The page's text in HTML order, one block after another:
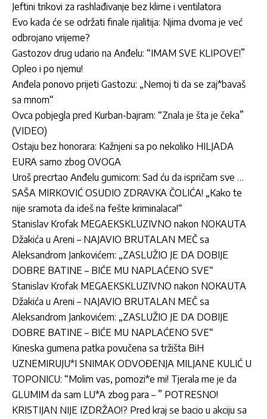
Jeftini trikovi za rashlađivanje bez klime i ventilatora
Evo kada će se održati finale rijalitija: Njima dvoma je već
odbrojano vrijeme?
Gastozov drug udario na Anđelu: “IMAM SVE KLIPOVE!”
Opleo i po njemu!
Anđela ponovo prijeti Gastozu: „Nemoj ti da se zaj*bavaš
sa mnom“
Ovca pobjegla pred Kurban-bajram: “Znala je šta je čeka”
(VIDEO)
Ostaju bez honorara: Kažnjeni sa po nekoliko HILJADA
EURA samo zbog OVOGA
Uroš precrtao Anđelu gumicom: Sad ću da ispričam sve …
SAŠA MIRKOVIĆ OSUDIO ZDRAVKA ČOLIĆA! „Kako te
nije sramota da ideš na fešte kriminalaca!“
Stanislav Krofak MEGAEKSKLUZIVNO nakon NOKAUTA
Džakića u Areni – NAJAVIO BRUTALAN MEČ sa
Aleksandrom Jankovićem: „ZASLUŽIO JE DA DOBIJE
DOBRE BATINE – BIĆE MU NAPLAĆENO SVE“
Stanislav Krofak MEGAEKSKLUZIVNO nakon NOKAUTA
Džakića u Areni – NAJAVIO BRUTALAN MEČ sa
Aleksandrom Jankovićem: „ZASLUŽIO JE DA DOBIJE
DOBRE BATINE – BIĆE MU NAPLAĆENO SVE“
Kineska gumena patka povučena sa tržišta BiH
UZNEMIRUJU*I SNIMAK ODVOĐENJA MILJANE KULIĆ U
TOPONICU: “Molim vas, pomozi*e mi! Tjerala me je da
GLUMIM da sam LU*A zbog para – ” POTRESNO!
KRISTIJAN NIJE IZDRŽAO!? Pred kraj se bacio u akciju sa